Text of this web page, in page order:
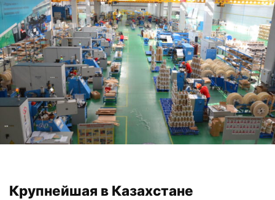
Крупнейшая в Казахстане